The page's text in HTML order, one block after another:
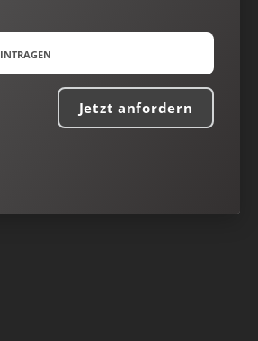
Jetzt anfordern